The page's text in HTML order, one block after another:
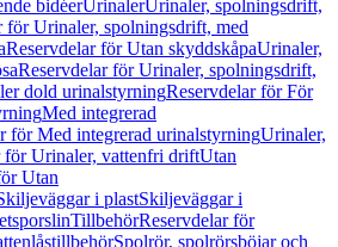
bidéerUrinalerUrinaler, spolningsdrift,
för Urinaler, spolningsdrift, med
Reservdelar för Utan skyddskåpaUrinaler,
Reservdelar för Urinaler, spolningsdrift,
dold urinalstyrningReservdelar för För
Med integrerad
för Med integrerad urinalstyrningUrinaler,
för Urinaler, vattenfri driftUtan
Utan
i plastSkiljeväggar i
TillbehörReservdelar för
Spolrör, spolrörsböjar och